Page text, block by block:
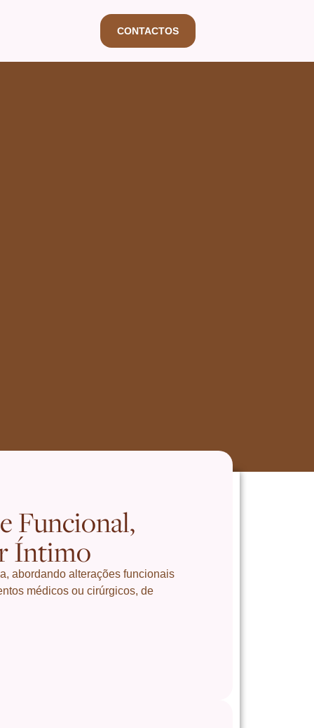
CONTACTOS
Funcional,
Íntimo
abordando alterações funcionais
médicos ou cirúrgicos, de